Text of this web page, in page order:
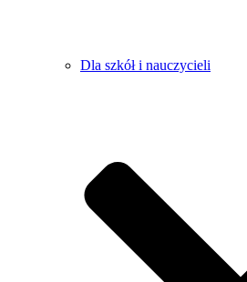
Dla szkół i nauczycieli